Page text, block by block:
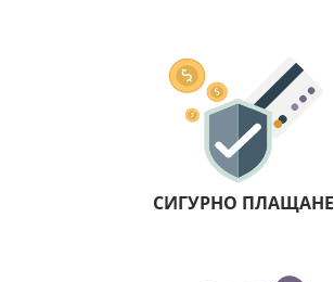
СИГУРНО ПЛАЩАНЕ